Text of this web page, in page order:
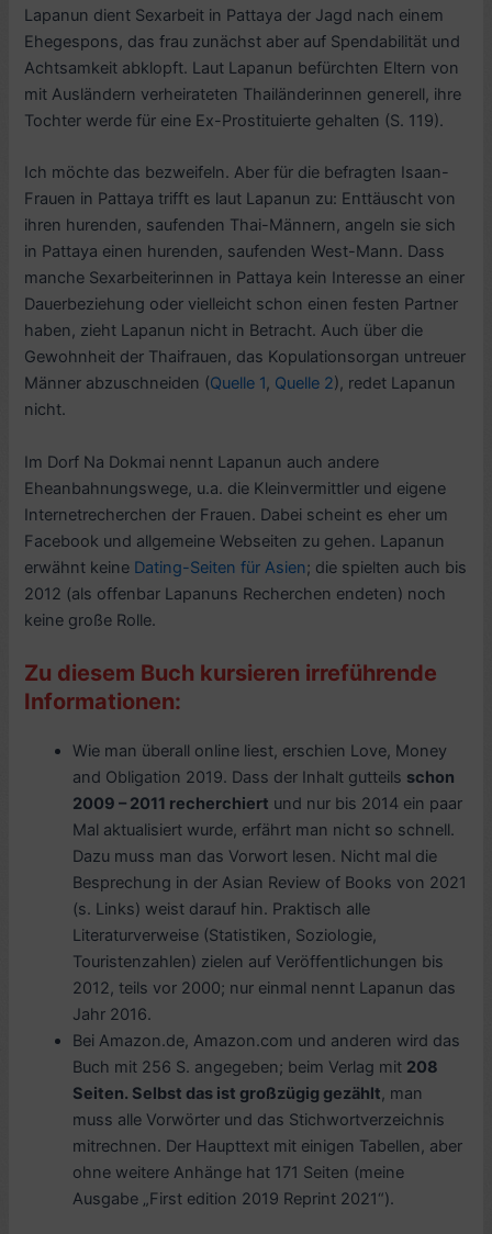
Lapanun dient Sexarbeit in Pattaya der Jagd nach einem
Ehegespons, das frau zunächst aber auf Spendabilität und
Achtsamkeit abklopft. Laut Lapanun befürchten Eltern von
mit Ausländern verheirateten Thailänderinnen generell, ihre
Tochter werde für eine Ex-Prostituierte gehalten (S. 119).
Ich möchte das bezweifeln. Aber für die befragten Isaan-
Frauen in Pattaya trifft es laut Lapanun zu: Enttäuscht von
ihren hurenden, saufenden Thai-Männern, angeln sie sich
in Pattaya einen hurenden, saufenden West-Mann. Dass
manche Sexarbeiterinnen in Pattaya kein Interesse an einer
Dauerbeziehung oder vielleicht schon einen festen Partner
haben, zieht Lapanun nicht in Betracht. Auch über die
Gewohnheit der Thaifrauen, das Kopulationsorgan untreuer
Männer abzuschneiden (Quelle 1, Quelle 2), redet Lapanun
nicht.
Im Dorf Na Dokmai nennt Lapanun auch andere
Eheanbahnungswege, u.a. die Kleinvermittler und eigene
Internetrecherchen der Frauen. Dabei scheint es eher um
Facebook und allgemeine Webseiten zu gehen. Lapanun
erwähnt keine Dating-Seiten für Asien; die spielten auch bis
2012 (als offenbar Lapanuns Recherchen endeten) noch
keine große Rolle.
Zu diesem Buch kursieren irreführende
Informationen:
Wie man überall online liest, erschien Love, Money
and Obligation 2019. Dass der Inhalt gutteils schon
2009 – 2011 recherchiert und nur bis 2014 ein paar
Mal aktualisiert wurde, erfährt man nicht so schnell.
Dazu muss man das Vorwort lesen. Nicht mal die
Besprechung in der Asian Review of Books von 2021
(s. Links) weist darauf hin. Praktisch alle
Literaturverweise (Statistiken, Soziologie,
Touristenzahlen) zielen auf Veröffentlichungen bis
2012, teils vor 2000; nur einmal nennt Lapanun das
Jahr 2016.
Bei Amazon.de, Amazon.com und anderen wird das
Buch mit 256 S. angegeben; beim Verlag mit 208
Seiten. Selbst das ist großzügig gezählt, man
muss alle Vorwörter und das Stichwortverzeichnis
mitrechnen. Der Haupttext mit einigen Tabellen, aber
ohne weitere Anhänge hat 171 Seiten (meine
Ausgabe „First edition 2019 Reprint 2021“).